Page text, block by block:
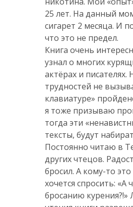
25 лет. На данный
сигарет 2 месяца. И
что это не предел.
Книга очень
узнал о многих
актёрах и писателях.
трудностей не
клавиатуре»
я тоже призываю
тогда эти
тексты, будут
Постоянно читаю в
других чтецов.
бросил. А кому-то
хочется спросить: «А
бросанию курения?!»